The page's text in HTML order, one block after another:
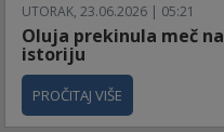
UTORAK, 23.06.2026 | 05:21
Oluja prekinula meč
istoriju
PROČITAJ VIŠE